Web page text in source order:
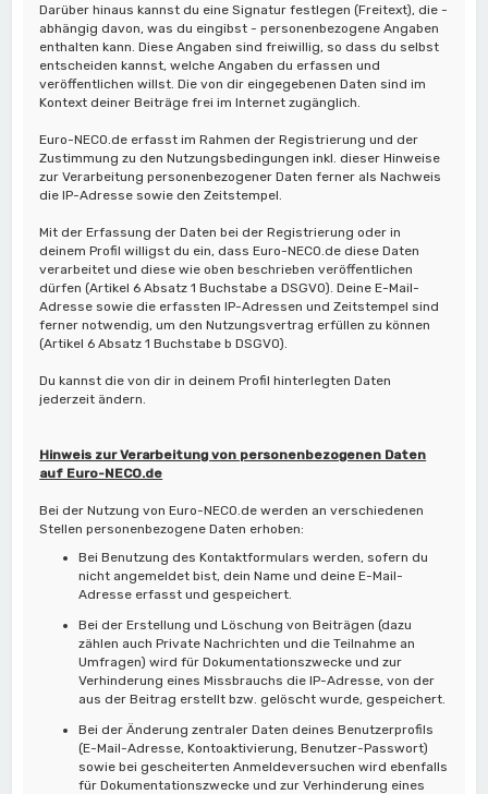
Darüber hinaus kannst du eine Signatur festlegen (Freitext), die -
abhängig davon, was du eingibst - personenbezogene Angaben
enthalten kann. Diese Angaben sind freiwillig, so dass du selbst
entscheiden kannst, welche Angaben du erfassen und
veröffentlichen willst. Die von dir eingegebenen Daten sind im
Kontext deiner Beiträge frei im Internet zugänglich.
Euro-NECO.de erfasst im Rahmen der Registrierung und der
Zustimmung zu den Nutzungsbedingungen inkl. dieser Hinweise
zur Verarbeitung personenbezogener Daten ferner als Nachweis
die IP-Adresse sowie den Zeitstempel.
Mit der Erfassung der Daten bei der Registrierung oder in
deinem Profil willigst du ein, dass Euro-NECO.de diese Daten
verarbeitet und diese wie oben beschrieben veröffentlichen
dürfen (Artikel 6 Absatz 1 Buchstabe a DSGVO). Deine E-Mail-
Adresse sowie die erfassten IP-Adressen und Zeitstempel sind
ferner notwendig, um den Nutzungsvertrag erfüllen zu können
(Artikel 6 Absatz 1 Buchstabe b DSGVO).
Du kannst die von dir in deinem Profil hinterlegten Daten
jederzeit ändern.
Hinweis zur Verarbeitung von personenbezogenen Daten
auf Euro-NECO.de
Bei der Nutzung von Euro-NECO.de werden an verschiedenen
Stellen personenbezogene Daten erhoben:
Bei Benutzung des Kontaktformulars werden, sofern du
nicht angemeldet bist, dein Name und deine E-Mail-
Adresse erfasst und gespeichert.
Bei der Erstellung und Löschung von Beiträgen (dazu
zählen auch Private Nachrichten und die Teilnahme an
Umfragen) wird für Dokumentationszwecke und zur
Verhinderung eines Missbrauchs die IP-Adresse, von der
aus der Beitrag erstellt bzw. gelöscht wurde, gespeichert.
Bei der Änderung zentraler Daten deines Benutzerprofils
(E-Mail-Adresse, Kontoaktivierung, Benutzer-Passwort)
sowie bei gescheiterten Anmeldeversuchen wird ebenfalls
für Dokumentationszwecke und zur Verhinderung eines